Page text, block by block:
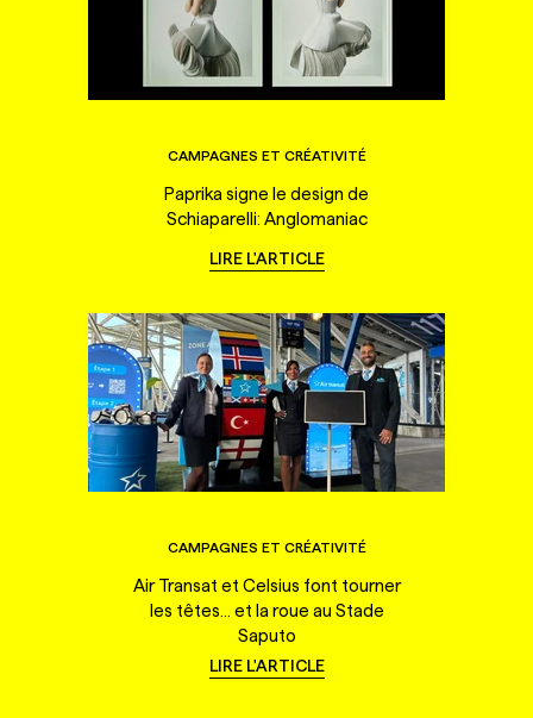
CAMPAGNES ET CRÉATIVITÉ
Paprika signe le design de
Schiaparelli: Anglomaniac
LIRE L'ARTICLE
CAMPAGNES ET CRÉATIVITÉ
Air Transat et Celsius font tourner
les têtes... et la roue au Stade
Saputo
LIRE L'ARTICLE